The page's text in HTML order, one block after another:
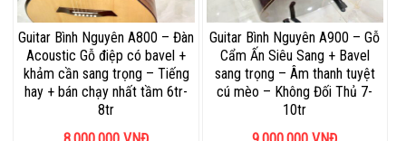
Guitar Bình Nguyên A800 – Đàn
Acoustic Gỗ điệp có bavel +
khảm cần sang trọng – Tiếng
hay + bán chạy nhất tầm 6tr-
8tr
Guitar Bình Nguyên A900 – Gỗ
Cẩm Ấn Siêu Sang + Bavel
sang trọng – Âm thanh tuyệt
cú mèo – Không Đối Thủ 7-
10tr